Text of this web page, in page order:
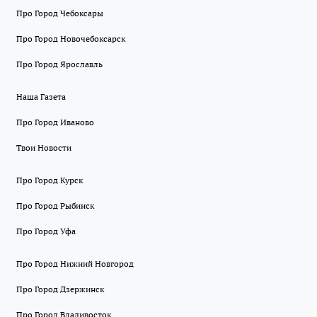
Про Город Чебоксары
Про Город Новочебоксарск
Про Город Ярославль
Наша Газета
Про Город Иваново
Твои Новости
Про Город Курск
Про Город Рыбинск
Про Город Уфа
Про Город Нижний Новгород
Про Город Дзержинск
Про Город Владивосток